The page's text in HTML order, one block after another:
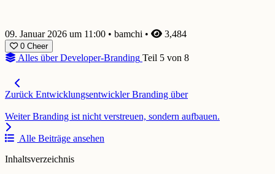
09. Januar 2026 um 11:00 • bamchi • 3,484
0 Cheer
Alles über Developer-Branding Teil 5 von 8
Zurück Entwicklungsentwickler Branding über
Weiter Branding ist nicht verstreuen, sondern aufbauen.
Alle Beiträge ansehen
Inhaltsverzeichnis